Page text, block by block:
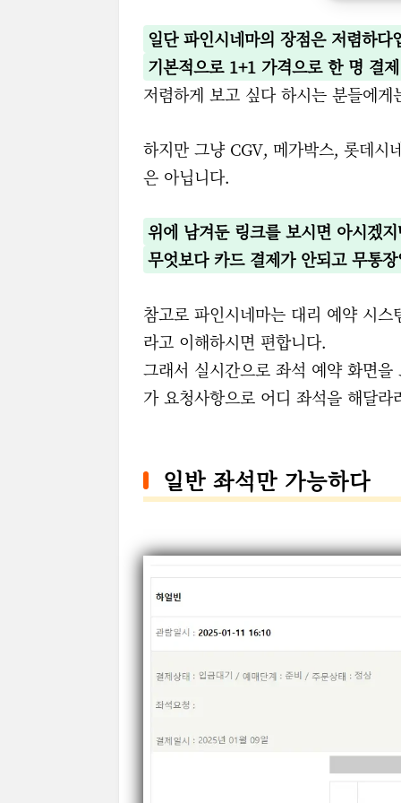
일단 파인시네마의 장점은 저렴하다
기본적으로 1+1 가격으로 한 명 결
저렴하게 보고 싶다 하시는 분들에게
하지만 그냥 CGV, 메가박스, 롯데시
은 아닙니다.
위에 남겨둔 링크를 보시면 아시겠
무엇보다 카드 결제가 안되고 무통
참고로 파인시네마는 대리 예약 시
라고 이해하시면 편합니다.
그래서 실시간으로 좌석 예약 화면
가 요청사항으로 어디 좌석을 해달
일반 좌석만 가능하다